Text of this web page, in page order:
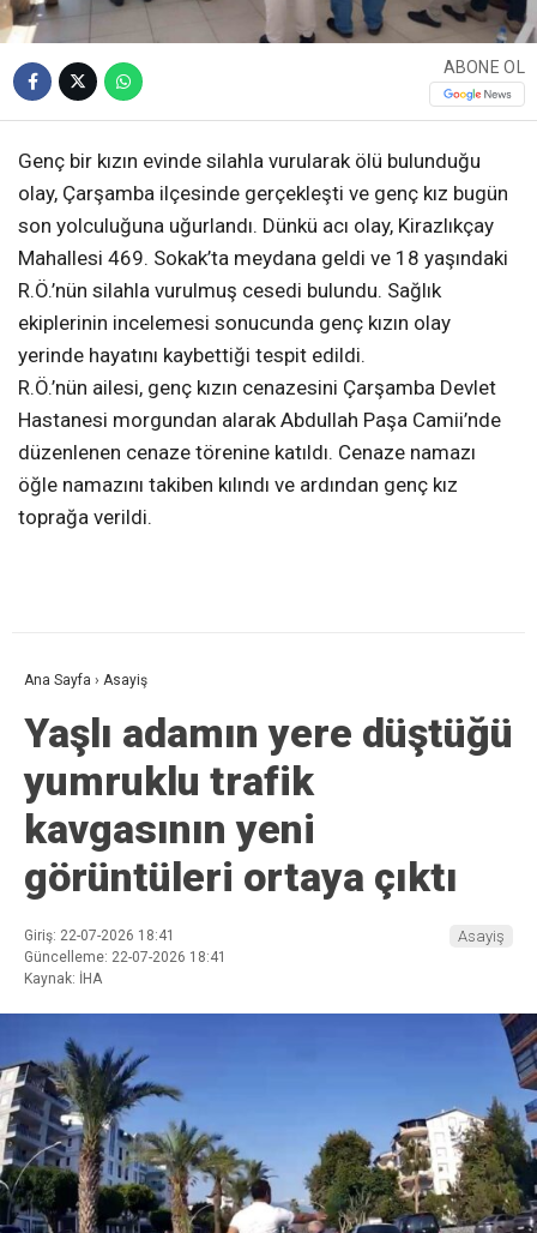
ABONE OL
Genç bir kızın evinde silahla vurularak ölü bulunduğu
olay, Çarşamba ilçesinde gerçekleşti ve genç kız bugün
son yolculuğuna uğurlandı. Dünkü acı olay, Kirazlıkçay
Mahallesi 469. Sokak’ta meydana geldi ve 18 yaşındaki
R.Ö.’nün silahla vurulmuş cesedi bulundu. Sağlık
ekiplerinin incelemesi sonucunda genç kızın olay
yerinde hayatını kaybettiği tespit edildi.
R.Ö.’nün ailesi, genç kızın cenazesini Çarşamba Devlet
Hastanesi morgundan alarak Abdullah Paşa Camii’nde
düzenlenen cenaze törenine katıldı. Cenaze namazı
öğle namazını takiben kılındı ve ardından genç kız
toprağa verildi.
Ana Sayfa › Asayiş
Yaşlı adamın yere düştüğü
yumruklu trafik
kavgasının yeni
görüntüleri ortaya çıktı
Giriş: 22-07-2026 18:41
Güncelleme: 22-07-2026 18:41
Kaynak: İHA
Asayiş